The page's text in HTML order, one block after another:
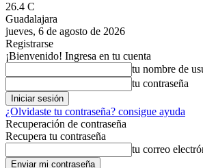
26.4 C
Guadalajara
jueves, 6 de agosto de 2026
Registrarse
¡Bienvenido! Ingresa en tu cuenta
tu nombre de
tu contraseña
¿Olvidaste tu contraseña? consigue ayuda
Recuperación de contraseña
Recupera tu contraseña
tu correo